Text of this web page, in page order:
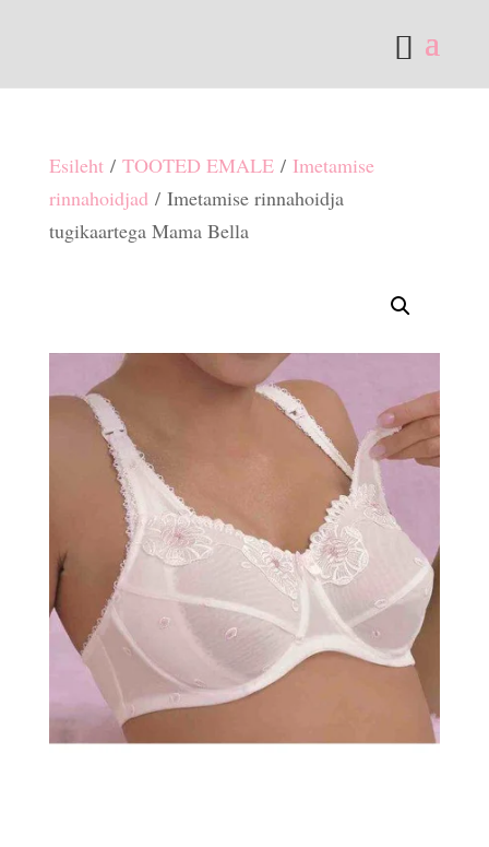
Esileht/ TOOTED EMALE/ Imetamise
rinnahoidjad/ Imetamise rinnahoidja
tugikaartega Mama Bella